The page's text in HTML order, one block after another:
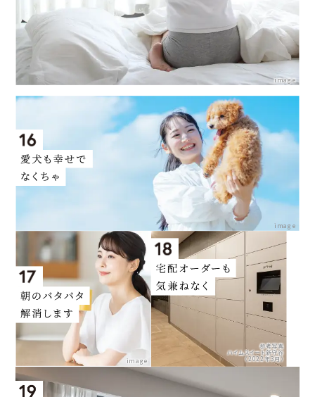
image
image
image
参考写真
ハイムスイート新守谷
（2022年3月）